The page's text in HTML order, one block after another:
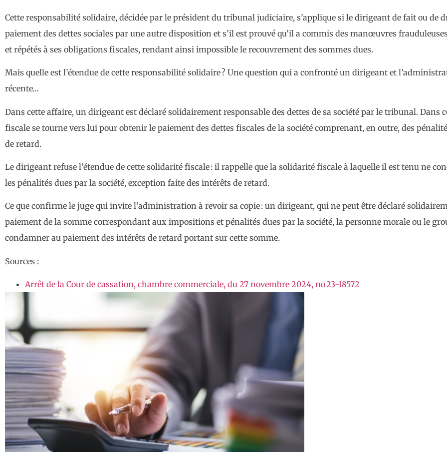
Cette responsabilité solidaire, décidée par le président du tribunal judiciaire, s’applique si le dirigeant de fait ou de
paiement des dettes sociales par une autre disposition et s’il est prouvé qu’il a commis des manœuvres
et répétés à ses obligations fiscales, rendant ainsi impossible le recouvrement des sommes dues.
Mais quelle est l’étendue de cette responsabilité solidaire ? Une question qui a confronté un dirigeant et
récente…
Dans cette affaire, un dirigeant est déclaré solidairement responsable des dettes de sa société par le tribunal. Dans
fiscale se tourne vers lui pour obtenir le paiement des dettes fiscales de la société comprenant, en outre, des
de retard.
Le dirigeant refuse l’étendue de cette solidarité fiscale : il rappelle que la solidarité fiscale à laquelle il est tenu ne
les pénalités dues par la société, exception faite des intérêts de retard.
Ce que confirme le juge qui invite l’administration à revoir sa copie : un dirigeant, qui ne peut être déclaré
paiement de la somme correspondant aux impositions et pénalités dues par la société, la personne morale ou le
condamner au paiement des intérêts de retard portant sur cette somme.
Sources :
Arrêt de la Cour de cassation, chambre commerciale, du 27 novembre 2024, no 23-18572